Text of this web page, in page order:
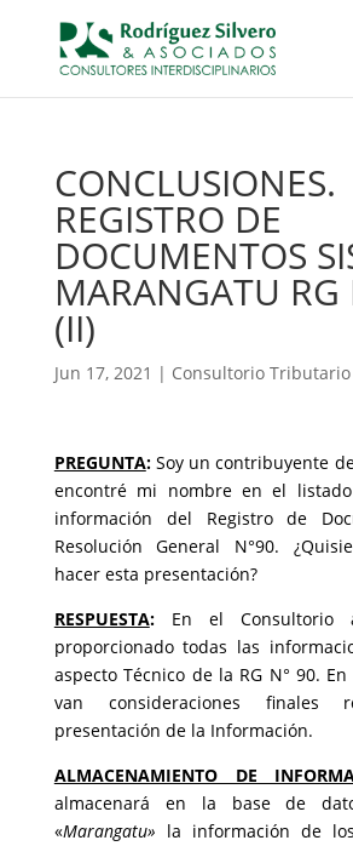
CONCLUSIONES.
REGISTRO DE
DOCUMENTOS
MARANGATU RG
(II)
Jun 17, 2021 | Consultorio Tributario
PREGUNTA:Soy un contribuyente
encontré mi nombre en el
información del Registro de
Resolución General N°90.
hacer esta presentación?
RESPUESTA: En el Consultorio
proporcionado todas las
aspecto Técnico de la RG N° 90.
van consideraciones finales
presentación de la Información.
ALMACENAMIENTO DE
almacenará en la base de
«Marangatu» la información de